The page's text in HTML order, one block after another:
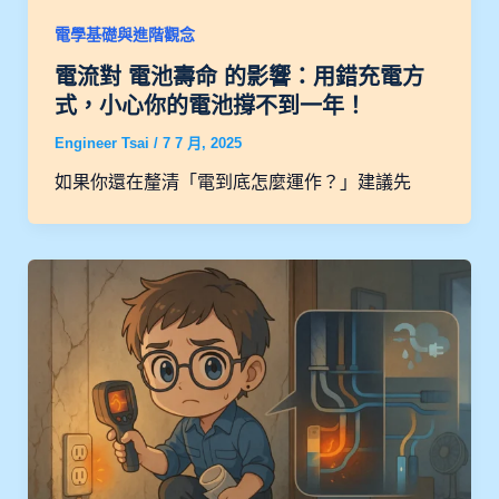
電學基礎與進階觀念
電流對 電池壽命 的影響：用錯充電方
式，小心你的電池撐不到一年！
Engineer Tsai / 7 7 月, 2025
如果你還在釐清「電到底怎麼運作？」建議先